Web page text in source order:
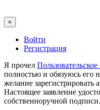
×
Войти
Регистрация
Я прочел
полностью и обязуюсь его
желание зарегистрировать
Настоящее заявление
собственноручной подписи.